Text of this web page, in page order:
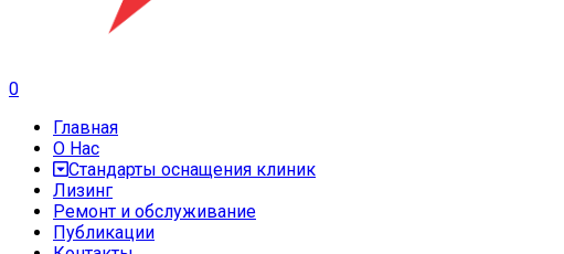
0
Главная
О Нас
Стандарты оснащения клиник
Лизинг
Ремонт и обслуживание
Публикации